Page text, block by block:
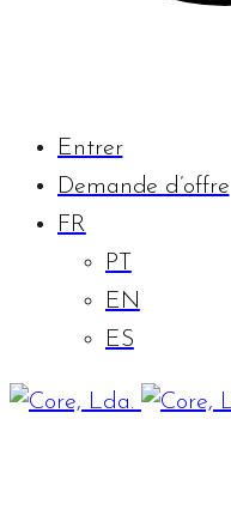
Entrer
Demande d’offre
FR
PT
EN
ES